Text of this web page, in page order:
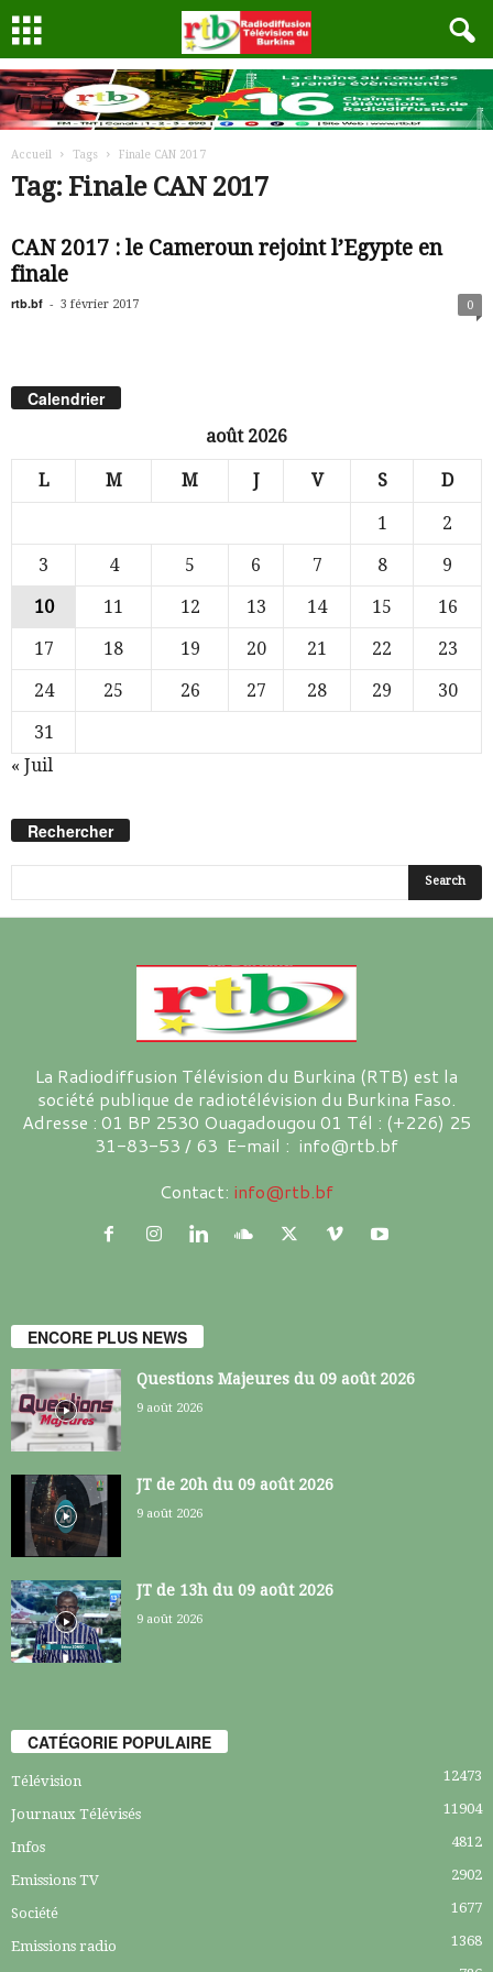
Accueil Tags Finale CAN 2017
Tag: Finale CAN 2017
CAN 2017 : le Cameroun rejoint l’Egypte en
finale
rtb.bf - 3 février 2017 0
Calendrier
août 2026
L M M J V S D
1
2
3
4 5 6 7 8
9
10
11 12 13 14 15
16
17
18 19 20 21 22
23
24
25 26 27 28 29
30
31
« Juil
Rechercher
La Radiodiffusion Télévision du Burkina (RTB) est la
société publique de radiotélévision du Burkina Faso.
Adresse : 01 BP 2530 Ouagadougou 01 Tél : (+226) 25
31-83-53 / 63 E-mail : info@rtb.bf
Contact: info@rtb.bf
ENCORE PLUS NEWS
Questions Majeures du 09 août 2026
9 août 2026
JT de 20h du 09 août 2026
9 août 2026
JT de 13h du 09 août 2026
9 août 2026
CATÉGORIE POPULAIRE
Télévision 12473
Journaux Télévisés 11904
Infos 4812
Emissions TV 2902
Société 1677
Emissions radio 1368